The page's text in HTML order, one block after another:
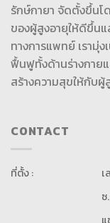
รักษ์กายา จัดตั้งขึ้นโ
ของผู้สูงอายุให้ดีขึ้น
ทางการแพทย์ เรามุ่ง
ฟื้นฟูทั้งด้านร่างกาย
สร้างความสุขให้กับ
CONTACT
ที่ตั้ง :